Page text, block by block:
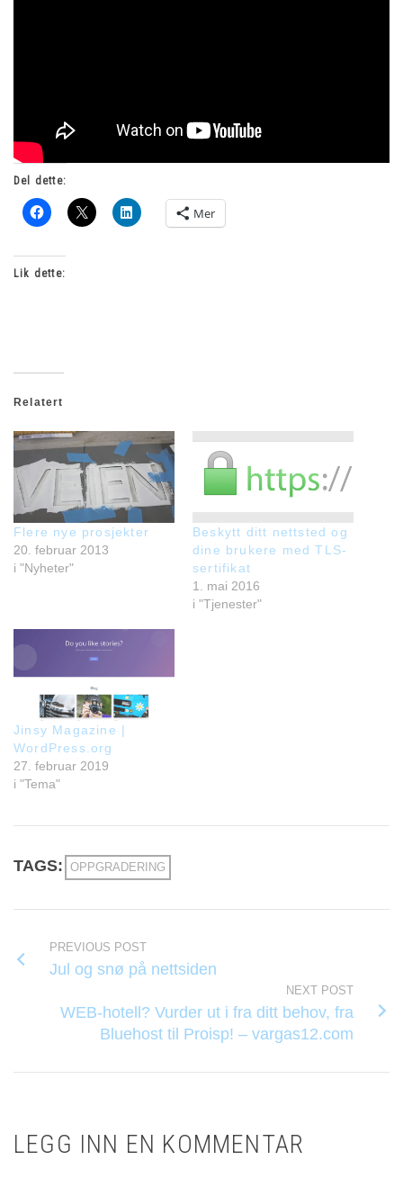
Del dette:
Mer
Lik dette:
Relatert
Flere nye prosjekter
20. februar 2013
i "Nyheter"
Beskytt ditt nettsted og
dine brukere med TLS-
sertifikat
1. mai 2016
i "Tjenester"
Jinsy Magazine |
WordPress.org
27. februar 2019
i "Tema"
TAGS: OPPGRADERING
PREVIOUS POST
Jul og snø på nettsiden
NEXT POST
WEB-hotell? Vurder ut i fra ditt behov, fra
Bluehost til Proisp! – vargas12.com
LEGG INN EN KOMMENTAR